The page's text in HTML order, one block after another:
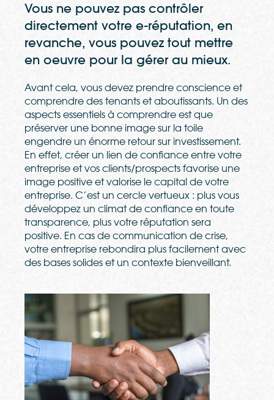
Vous ne pouvez pas contrôler
directement votre e-réputation, en
revanche, vous pouvez tout mettre
en oeuvre pour la gérer au mieux.
Avant cela, vous devez prendre conscience et
comprendre des tenants et aboutissants. Un des
aspects essentiels à comprendre est que
préserver une bonne image sur la toile
engendre un énorme retour sur investissement.
En effet, créer un lien de confiance entre votre
entreprise et vos clients/prospects favorise une
image positive et valorise le capital de votre
entreprise. C’est un cercle vertueux : plus vous
développez un climat de confiance en toute
transparence, plus votre réputation sera
positive. En cas de communication de crise,
votre entreprise rebondira plus facilement avec
des bases solides et un contexte bienveillant.